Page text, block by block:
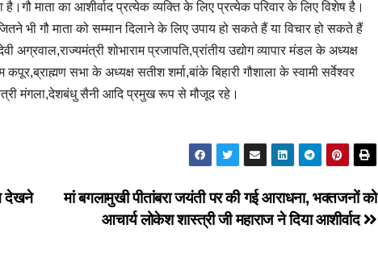
माता का आशीर्वाद प्रत्येक व्यक्ति के लिए प्रत्येक परिवार के लिए विशेष है।
भी गौ माता को सम्मान दिलाने के लिए उपाय हो सकते हैं या विचार हो सकते हैं
शोभाराम प्रजापति,प्रांतीय उद्योग व्यापार मंडल के अध्यक्ष
सभा के अध्यक्ष सतीश शर्मा,बांके बिहारी गौशाला के स्वामी सर्वेश्वर
मंगला,देशबंधु सैनी आदि प्रमुख रूप से मौजूद रहे।
मां बगलामुखी पीतांबरा जयंती पर की गई आराधना, भक्तजनों को
आचार्य लोकेश शास्त्री जी महाराज ने दिया आशीर्वाद
देखने